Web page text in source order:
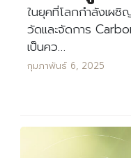
ในยุคที่โลกกำลังเผ
วัดและจัดการ
เป็นคว…
กุมภาพันธ์ 6, 2025